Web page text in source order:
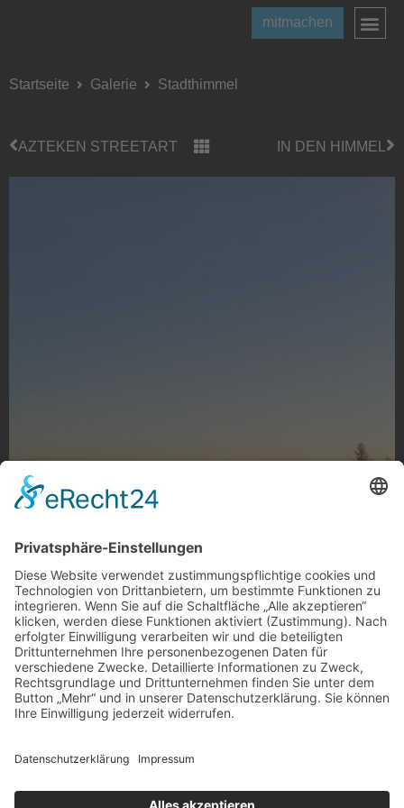
mitmachen
Startseite Galerie Stadthimmel
AZTEKEN STREETART IN DEN HIMMEL
Stadthimmel
Stadthimmel, Hohenzollernstraße
Foto: senyorauxa via Instagram